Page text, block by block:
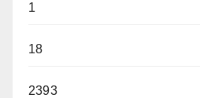
1
18
2393